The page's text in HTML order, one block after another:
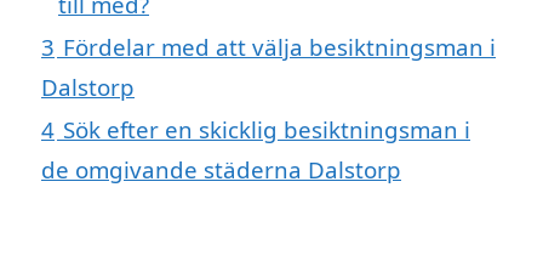
3 Fördelar med att välja besiktningsman i
Dalstorp
4 Sök efter en skicklig besiktningsman i
de omgivande städerna Dalstorp